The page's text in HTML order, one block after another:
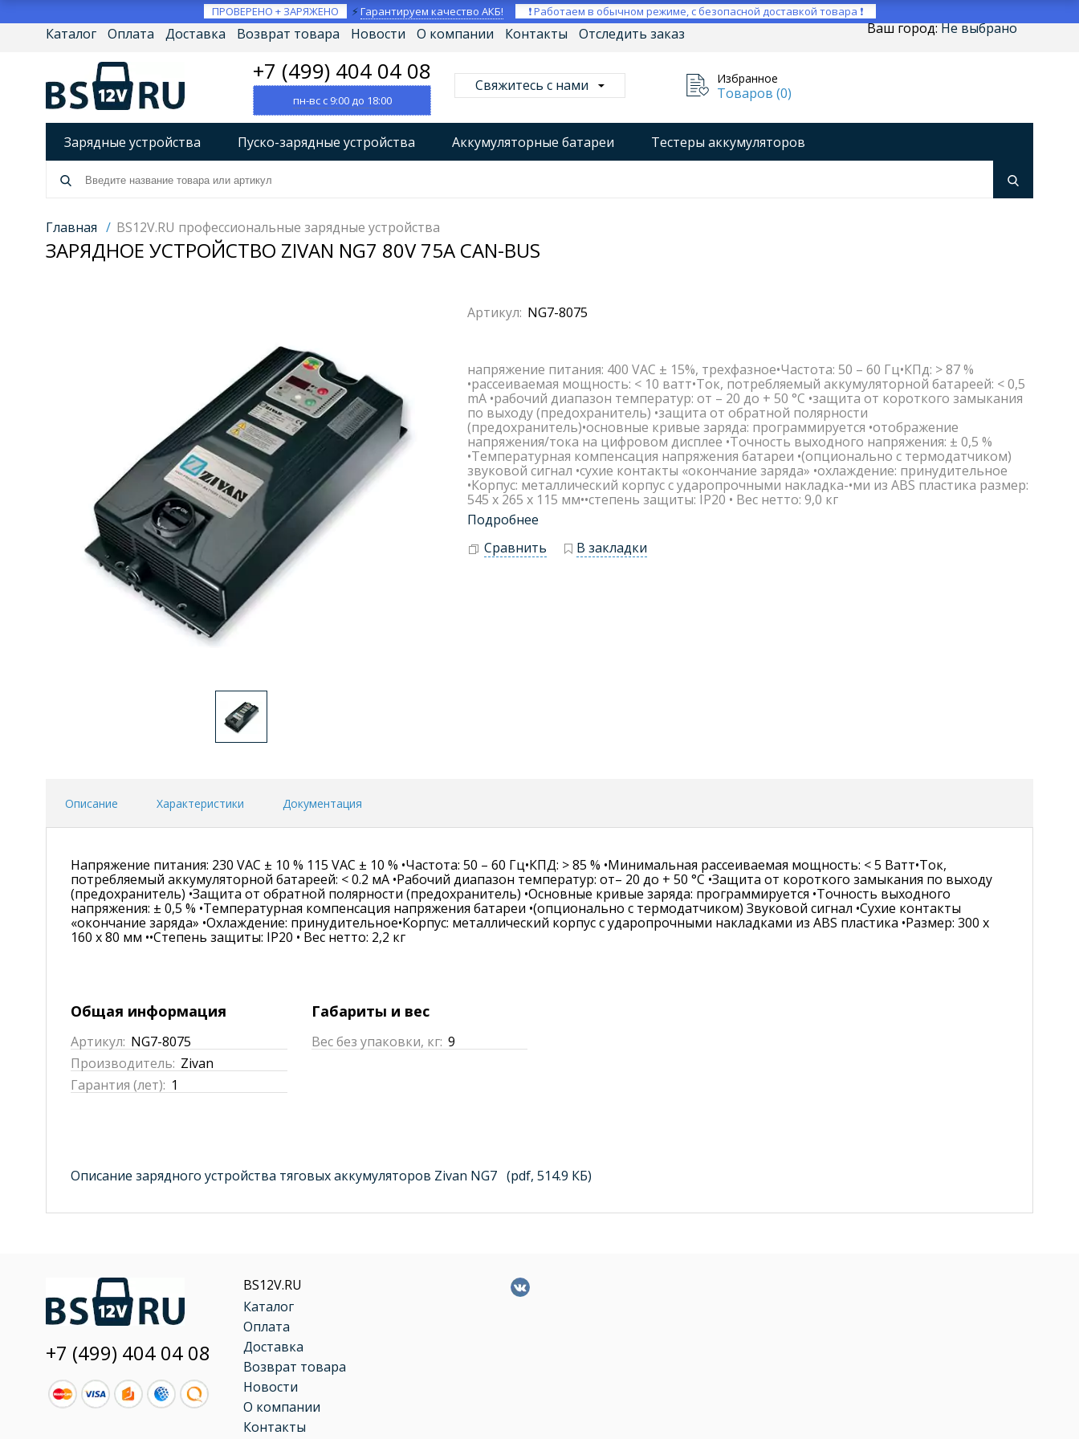
ПРОВЕРЕНО + ЗАРЯЖЕНО ⚡Гарантируем качество АКБ! ❗ Работаем в обычном режиме, с безопасной доставкой товара ❗
Ваш город:Не выбрано
Каталог Оплата Доставка Возврат товара Новости О компании Контакты Отследить заказ
+7 (499) 404 04 08
пн-вс с 9:00 до 18:00
Свяжитесь с нами Избранное
Товаров (0)
Зарядные устройства Пуско-зарядные устройства Аккумуляторные батареи Тестеры аккумуляторов
Разрядно-диагностические устройства
Источники бесперебойного питания (ИБП) Мониторы аккумуляторных батарей
Товары по брендам
Главная / BS12V.RU профессиональные зарядные устройства
ЗАРЯДНОЕ УСТРОЙСТВО ZIVAN NG7 80V 75A CAN-BUS
Артикул: NG7-8075
напряжение питания: 400 VAC ± 15%, трехфазное•Частота: 50 – 60 Гц•КПд: > 87 %
•рассеиваемая мощность: < 10 ватт•Ток, потребляемый аккумуляторной батареей: < 0,5
mA •рабочий диапазон температур: от – 20 до + 50 °C •защита от короткого замыкания
по выходу (предохранитель) •защита от обратной полярности
(предохранитель)•основные кривые заряда: программируется •отображение
напряжения/тока на цифровом дисплее •Точность выходного напряжения: ± 0,5 %
•Температурная компенсация напряжения батареи •(опционально с термодатчиком)
звуковой сигнал •сухие контакты «окончание заряда» •охлаждение: принудительное
•Корпус: металлический корпус с ударопрочными накладка-•ми из ABS пластика размер:
545 x 265 x 115 мм••степень защиты: IP20 • Вес нетто: 9,0 кг
Подробнее
Сравнить
В закладки
Описание Характеристики Документация
Напряжение питания: 230 VAC ± 10 % 115 VAC ± 10 % •Частота: 50 – 60 Гц•КПД: > 85 % •Минимальная рассеиваемая мощность: < 5 Ватт•Ток,
потребляемый аккумуляторной батареей: < 0.2 мА •Рабочий диапазон температур: от– 20 до + 50 °C •Защита от короткого замыкания по выходу
(предохранитель) •Защита от обратной полярности (предохранитель) •Основные кривые заряда: программируется •Точность выходного
напряжения: ± 0,5 % •Температурная компенсация напряжения батареи •(опционально с термодатчиком) Звуковой сигнал •Сухие контакты
«окончание заряда» •Охлаждение: принудительное•Корпус: металлический корпус с ударопрочными накладками из ABS пластика •Размер: 300 x
160 x 80 мм ••Степень защиты: IP20 • Вес нетто: 2,2 кг
Общая информация
Артикул: NG7-8075
Производитель: Zivan
Гарантия (лет): 1
Габариты и вес
Вес без упаковки, кг: 9
Описание зарядного устройства тяговых аккумуляторов Zivan NG7 (pdf, 514.9 КБ)
+7 (499) 404 04 08
BS12V.RU
Каталог
Оплата
Доставка
Возврат товара
Новости
О компании
Контакты